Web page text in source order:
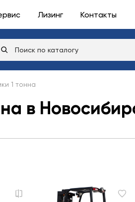
Лизинг Контакты
1 тонна
в